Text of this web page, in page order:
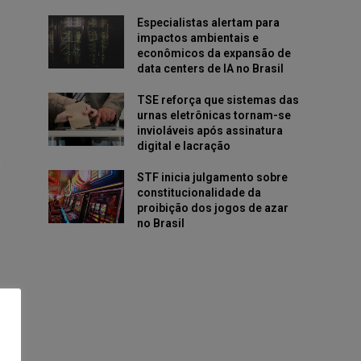
Especialistas alertam para
impactos ambientais e
econômicos da expansão de
data centers de IA no Brasil
TSE reforça que sistemas das
urnas eletrônicas tornam-se
invioláveis após assinatura
digital e lacração
STF inicia julgamento sobre
constitucionalidade da
proibição dos jogos de azar
no Brasil